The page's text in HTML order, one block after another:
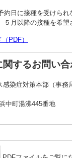
日に接種を受けられ
月以降の接種を希望
PDF）
関するお問い
感染症対策本部（事務
中町湯沸445番地